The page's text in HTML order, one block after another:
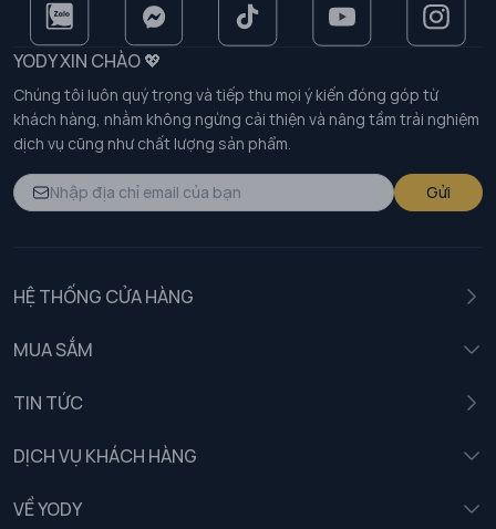
YODY XIN CHÀO 💖
Chúng tôi luôn quý trọng và tiếp thu mọi ý kiến đóng góp từ
khách hàng, nhằm không ngừng cải thiện và nâng tầm trải nghiệm
dịch vụ cũng như chất lượng sản phẩm.
Gửi
HỆ THỐNG CỬA HÀNG
MUA SẮM
TIN TỨC
DỊCH VỤ KHÁCH HÀNG
Chính sách khách hàng thân thiết
VỀ YODY